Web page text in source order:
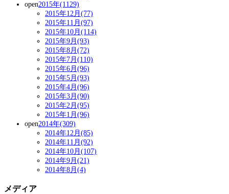
open2015年(1129)
2015年12月(77)
2015年11月(97)
2015年10月(114)
2015年9月(93)
2015年8月(72)
2015年7月(110)
2015年6月(96)
2015年5月(93)
2015年4月(96)
2015年3月(90)
2015年2月(95)
2015年1月(96)
open2014年(309)
2014年12月(85)
2014年11月(92)
2014年10月(107)
2014年9月(21)
2014年8月(4)
メディア